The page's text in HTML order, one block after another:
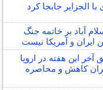
الجزایر جابجا کرد
آباد بر خاتمه جنگ
ایران و آمریکا نیست
این هفته در اروپا
کاهش و محاصره